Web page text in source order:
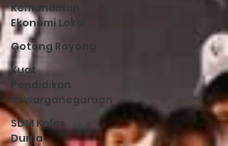
Kemandirian
Ekonomi Lokal
Gotong Royong
Kuat
Pendidikan
Kewarganegaraan
SDM Kelas
Dunia